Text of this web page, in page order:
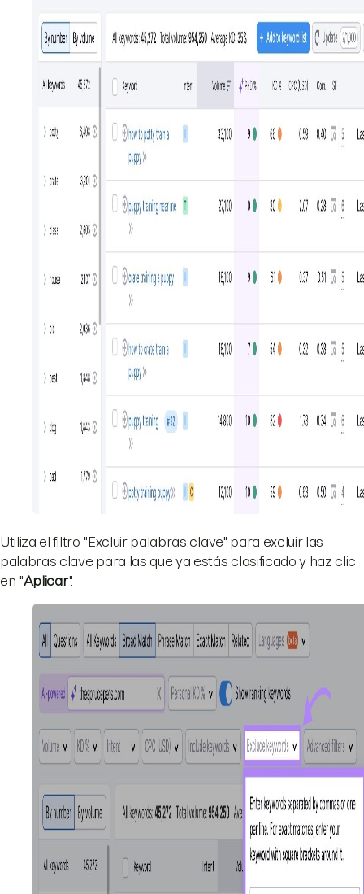
Utiliza el filtro "Excluir palabras clave" para excluir las
palabras clave para las que ya estás clasificado y haz clic
en "Aplicar".